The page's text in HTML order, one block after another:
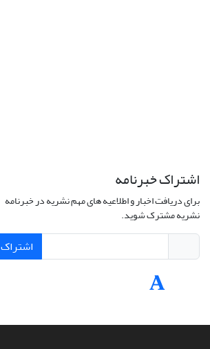
اشتراک خبرنامه
برای دریافت اخبار و اطلاعیه های مهم نشریه در خبرنامه
نشریه مشترک شوید.
اشتراک